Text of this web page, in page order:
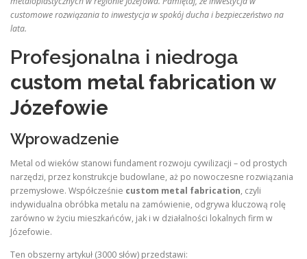
customowe rozwiązania to inwestycja w spokój ducha i bezpieczeństwo na
lata.
Profesjonalna i niedroga
custom metal fabrication w
Józefowie
Wprowadzenie
Metal od wieków stanowi fundament rozwoju cywilizacji – od prostych
narzędzi, przez konstrukcje budowlane, aż po nowoczesne rozwiązania
przemysłowe. Współcześnie custom metal fabrication, czyli
indywidualna obróbka metalu na zamówienie, odgrywa kluczową rolę
zarówno w życiu mieszkańców, jak i w działalności lokalnych firm w
Józefowie.
Ten obszerny artykuł (3000 słów) przedstawi: